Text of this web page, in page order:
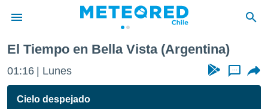
de
por
El Tiempo en Bella Vista (Argentina)
01:16 Lunes ...
Cielo despejado